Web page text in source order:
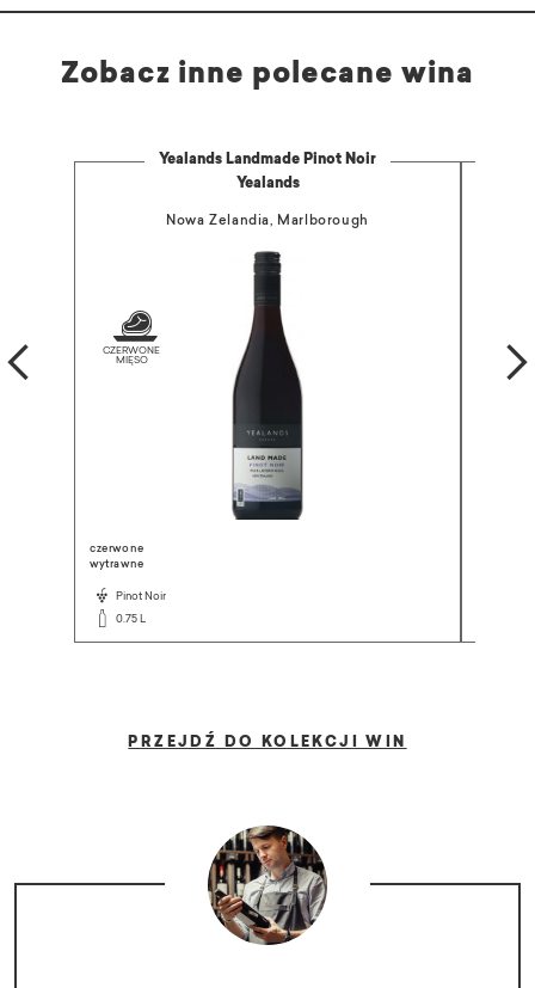
Zobacz inne polecane wina
Yealands Landmade Pinot Noir
Yealands
Nowa Zelandia, Marlborough
czerwone
wytrawne
Pinot Noir
0.75 L
PRZEJDŹ DO KOLEKCJI WIN